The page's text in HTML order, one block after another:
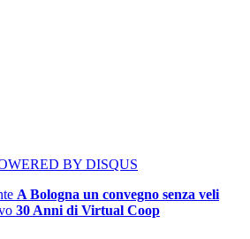
BY DISQUS
A Bologna un convegno senza veli
30 Anni di Virtual Coop